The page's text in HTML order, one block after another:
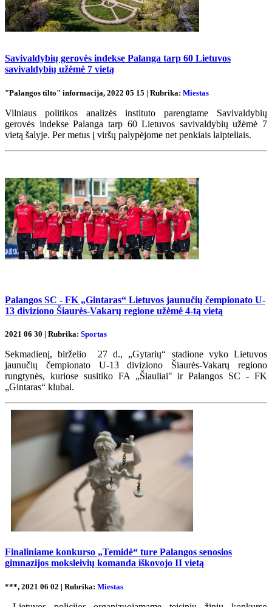
Savivaldybių gerovės indekse Palanga tarp 60 Lietuvos
savivaldybių užėmė 7 vietą
"Palangos tilto" informacija, 2022 05 15 | Rubrika: Miestas
Vilniaus politikos analizės instituto parengtame Savivaldybių
gerovės indekse Palanga tarp 60 Lietuvos savivaldybių užėmė 7
vietą šalyje. Per metus į viršų palypėjome net penkiais laipteliais.
Palangos SC - FK „Gintaras“ Lietuvos jaunučių čempionato U-
13 diviziono Šiaurės-Vakarų regione užėmė 4-tą vietą
2021 06 30 | Rubrika: Sportas
Sekmadienį, birželio 27 d., „Gytarių“ stadione vyko Lietuvos
jaunučių čempionato U-13 diviziono Šiaurės-Vakarų regiono
rungtynės, kuriose susitiko FA „Šiauliai" ir Palangos SC - FK
„Gintaras“ klubai.
Finaliniame konkurso „Temidė“ ture Palangos senosios
gimnazijos moksleivių komanda iškovojo II vietą
***, 2021 06 02 | Rubrika: Miestas